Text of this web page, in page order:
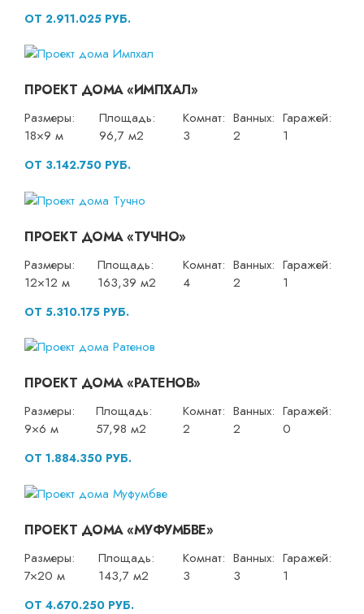
ОТ 2.911.025 РУБ.
ПРОЕКТ ДОМА «ИМПХАЛ»
Размеры:
18×9 м
Площадь:
96,7 м2
Комнат:
3
Ванных:
2
Гаражей:
1
ОТ 3.142.750 РУБ.
ПРОЕКТ ДОМА «ТУЧНО»
Размеры:
12×12 м
Площадь:
163,39 м2
Комнат:
4
Ванных:
2
Гаражей:
1
ОТ 5.310.175 РУБ.
ПРОЕКТ ДОМА «РАТЕНОВ»
Размеры:
9×6 м
Площадь:
57,98 м2
Комнат:
2
Ванных:
2
Гаражей:
0
ОТ 1.884.350 РУБ.
ПРОЕКТ ДОМА «МУФУМБВЕ»
Размеры:
7×20 м
Площадь:
143,7 м2
Комнат:
3
Ванных:
3
Гаражей:
1
ОТ 4.670.250 РУБ.